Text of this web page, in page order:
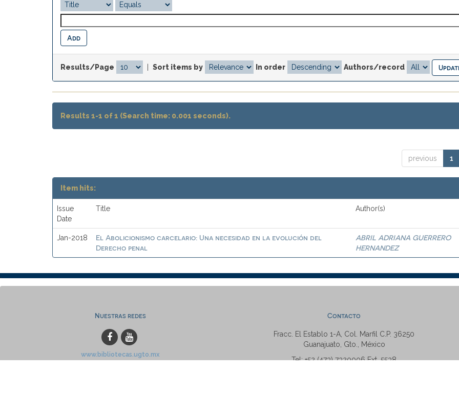
Results/Page Sort items by In order Authors/record
Results 1-1 of 1 (Search time: 0.001 seconds).
previous 1
Item hits:
Issue
Date
Title Author(s)
Jan-2018
El Abolicionismo carcelario: Una necesidad en la evolución del
Derecho penal
ABRIL ADRIANA GUERRERO
HERNANDEZ
Nuestras redes
www.bibliotecas.ugto.mx
Contacto
Fracc. El Establo 1-A, Col. Marfil C.P. 36250
Guanajuato, Gto., México
Tel: +52 (473) 7320006 Ext. 5538